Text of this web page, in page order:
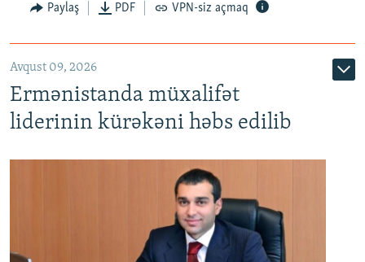
Paylaş PDF VPN-siz açmaq
Avqust 09, 2026
Ermənistanda müxalifət
liderinin kürəkəni həbs edilib